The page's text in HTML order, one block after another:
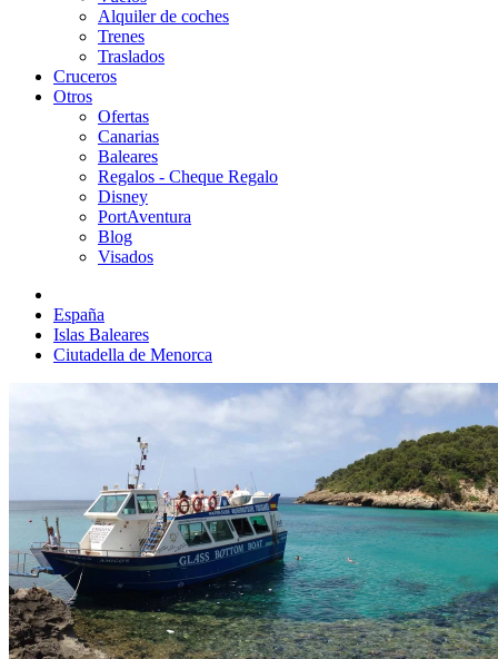
Alquiler de coches
Trenes
Traslados
Cruceros
Otros
Ofertas
Canarias
Baleares
Regalos - Cheque Regalo
Disney
PortAventura
Blog
Visados
España
Islas Baleares
Ciutadella de Menorca